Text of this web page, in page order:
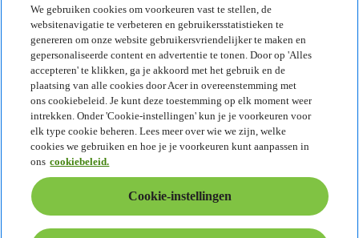
Duurzaamheid
Duurzaamheid
Maatschappelijk verantwoord ondernemen
De CO2-voetafdruk van het product
Project Humanity
Earthion
Privacybeleid
Cookiebeleid
Juridische informatie
Aanvullende juridische informatie
Toegankelijkheidsbeleid
Cookie-instellingen
Nederland - Nederlands
We gebruiken cookies om voorkeuren vast te stellen, de
websitenavigatie te verbeteren en gebruikersstatistieken te
genereren om onze website gebruikersvriendelijker te maken en
gepersonaliseerde content en advertentie te tonen. Door op 'Alles
accepteren' te klikken, ga je akkoord met het gebruik en de
plaatsing van alle cookies door Acer in overeenstemming met
ons cookiebeleid. Je kunt deze toestemming op elk moment weer
intrekken. Onder 'Cookie-instellingen' kun je je voorkeuren voor
elk type cookie beheren. Lees meer over wie we zijn, welke
cookies we gebruiken en hoe je je voorkeuren kunt aanpassen in
ons cookiebeleid.
Cookie-instellingen